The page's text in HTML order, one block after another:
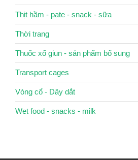
Thịt hầm - pate - snack - sữa
Thời trang
Thuốc xổ giun - sản phẩm bổ sung
Transport cages
Vòng cổ - Dây dắt
Wet food - snacks - milk